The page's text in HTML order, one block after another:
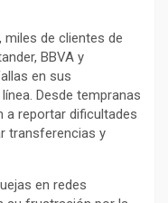
miles de clientes de
BBVA y
en sus
Desde tempranas
a reportar dificultades
transferencias y
en redes